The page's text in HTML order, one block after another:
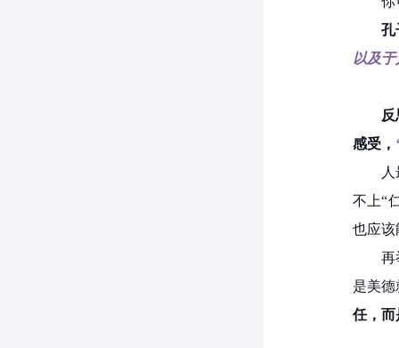
孔
以及
感受，
不上“
也应该
再
是美
任，而